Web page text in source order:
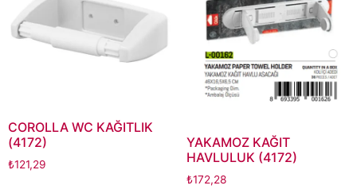
COROLLA WC KAĞITLIK
(4172)
₺121,29
YAKAMOZ KAĞIT
HAVLULUK (4172)
₺172,28